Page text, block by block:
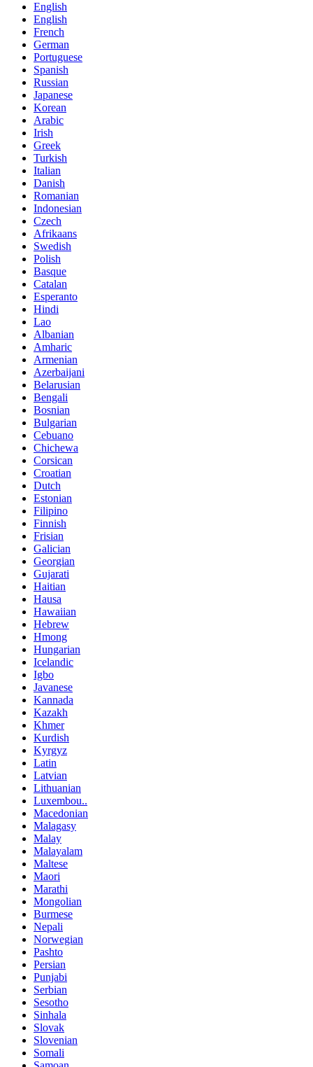
English
English
French
German
Portuguese
Spanish
Russian
Japanese
Korean
Arabic
Irish
Greek
Turkish
Italian
Danish
Romanian
Indonesian
Czech
Afrikaans
Swedish
Polish
Basque
Catalan
Esperanto
Hindi
Lao
Albanian
Amharic
Armenian
Azerbaijani
Belarusian
Bengali
Bosnian
Bulgarian
Cebuano
Chichewa
Corsican
Croatian
Dutch
Estonian
Filipino
Finnish
Frisian
Galician
Georgian
Gujarati
Haitian
Hausa
Hawaiian
Hebrew
Hmong
Hungarian
Icelandic
Igbo
Javanese
Kannada
Kazakh
Khmer
Kurdish
Kyrgyz
Latin
Latvian
Lithuanian
Luxembou..
Macedonian
Malagasy
Malay
Malayalam
Maltese
Maori
Marathi
Mongolian
Burmese
Nepali
Norwegian
Pashto
Persian
Punjabi
Serbian
Sesotho
Sinhala
Slovak
Slovenian
Somali